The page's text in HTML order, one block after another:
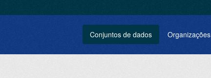
Conjuntos de dados Organizações